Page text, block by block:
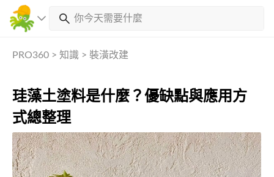
PRO360 > 知識 > 裝潢改建
珪藻土塗料是什麼？優缺點與應用方
式總整理